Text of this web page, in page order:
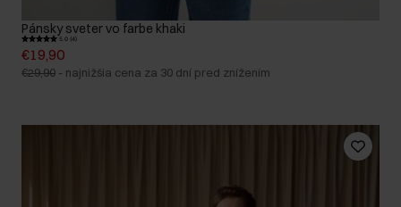
Pánsky sveter vo farbe khaki
5.0 (4)
€19,90
€29,90 - najnižšia cena za 30 dní pred znížením